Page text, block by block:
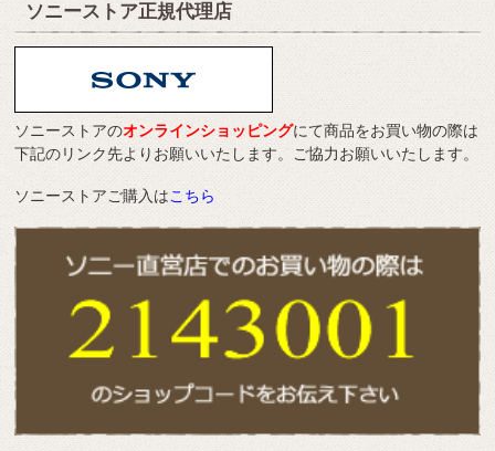
ソニーストア正規代理店
ソニーストアのオンラインショッピングにて商品をお買い物の際は
下記のリンク先よりお願いいたします。ご協力お願いいたします。
ソニーストアご購入はこちら